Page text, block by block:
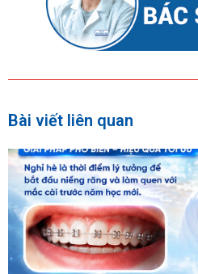
Bài viết liên quan